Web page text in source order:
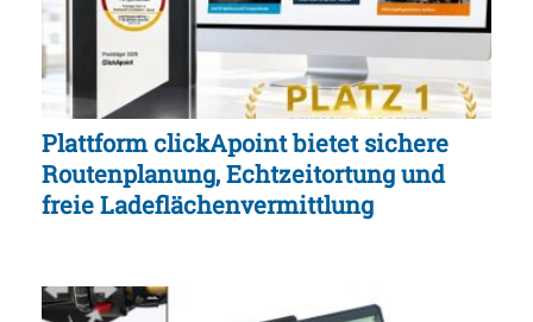
Plattform clickApoint bietet sichere
Routenplanung, Echtzeitortung und
freie Ladeflächenvermittlung